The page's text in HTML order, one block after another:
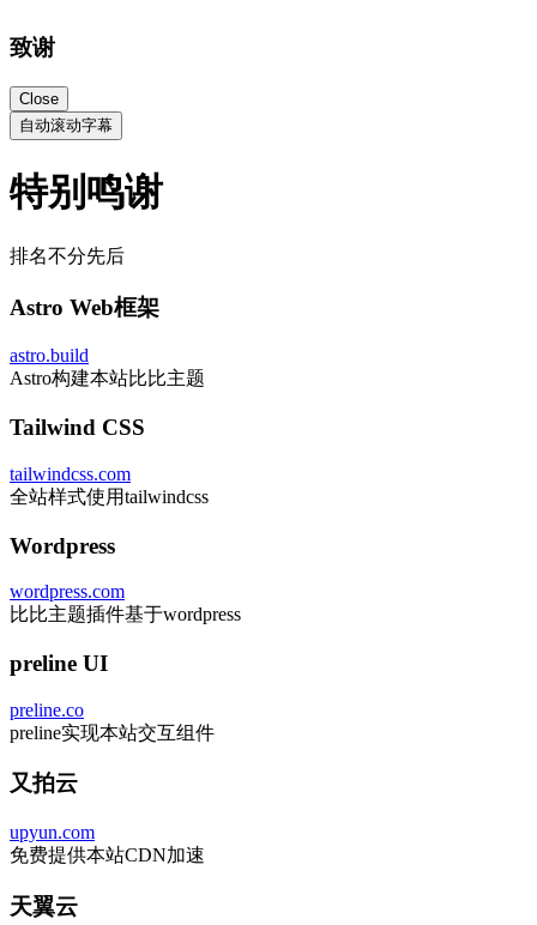
致谢
Close
自动滚动字幕
特别鸣谢
排名不分先后
Astro Web框架
astro.build
Astro构建本站比比主题
Tailwind CSS
tailwindcss.com
全站样式使用tailwindcss
Wordpress
wordpress.com
比比主题插件基于wordpress
preline UI
preline.co
preline实现本站交互组件
又拍云
upyun.com
免费提供本站CDN加速
天翼云